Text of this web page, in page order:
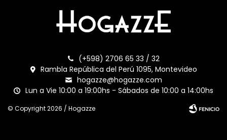
(+598) 2706 65 33 / 32
Rambla República del Perú 1095, Montevideo
hogazze@hogazze.com
Lun a Vie 10:00 a 19:00hs - Sábados de 10:00 a 14:00hs
© Copyright 2026 / Hogazze